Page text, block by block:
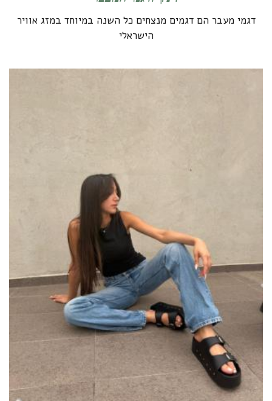
דגמי מעבר הם דגמים מנצחים כל השנה במיוחד במזג אוויר
הישראלי